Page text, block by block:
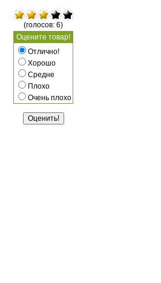
(голосов: 6)
Оцените товар!
Отлично!
Хорошо
Средне
Плохо
Очень плохо